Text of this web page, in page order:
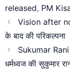
released, PM
Vision after
के बाद की परिकल्पना
Sukumar
धर्मध्वज की सुकुमार